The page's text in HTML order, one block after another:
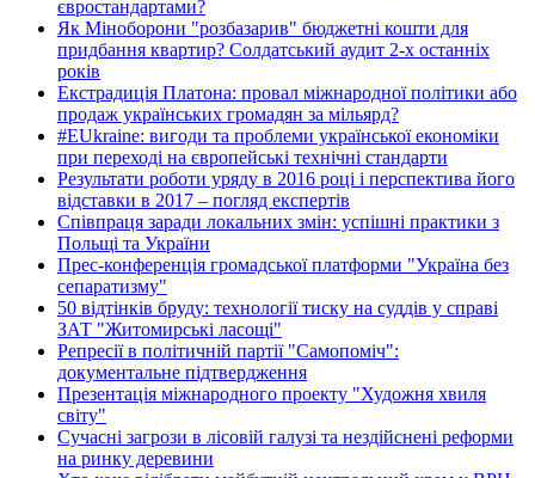
євростандартами?
Як Міноборони "розбазарив" бюджетні кошти для
придбання квартир? Солдатський аудит 2-х останніх
років
Екстрадиція Платона: провал міжнародної політики або
продаж українських громадян за мільярд?
#EUkraine: вигоди та проблеми української економіки
при переході на європейські технічні стандарти
Результати роботи уряду в 2016 році і перспектива його
відставки в 2017 – погляд експертів
Співпраця заради локальних змін: успішні практики з
Польщі та України
Прес-конференція громадської платформи "Україна без
сепаратизму"
50 відтінків бруду: технології тиску на суддів у справі
ЗАТ "Житомирські ласощі"
Репресії в політичній партії "Самопоміч":
документальне підтвердження
Презентація міжнародного проекту "Художня хвиля
світу"
Сучасні загрози в лісовій галузі та нездійснені реформи
на ринку деревини